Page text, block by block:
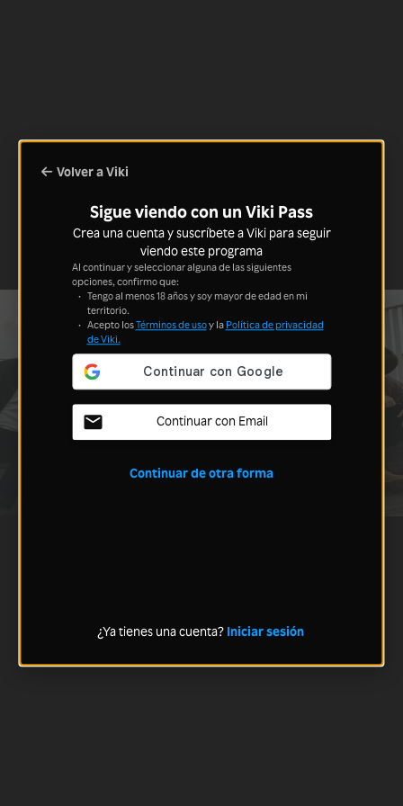
Volver a Viki
Sigue viendo con un Viki Pass
Crea una cuenta y suscríbete a Viki para seguir
viendo este programa
Al continuar y seleccionar alguna de las siguientes
opciones, confirmo que:
Tengo al menos 18 años y soy mayor de edad en mi
territorio.
Acepto losTérminos de usoy la Política de privacidad
de Viki.
Continuar con Email
Continuar de otra forma
¿Ya tienes una cuenta? Iniciar sesión